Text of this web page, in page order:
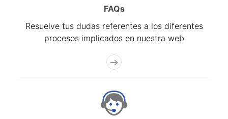
FAQs
Resuelve tus dudas referentes a los diferentes
procesos implicados en nuestra web